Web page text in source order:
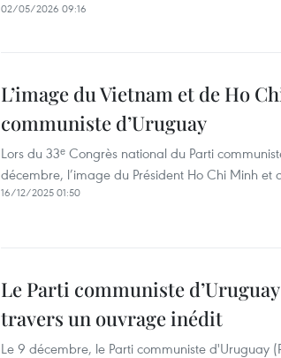
02/05/2026 09:16
L’image du Vietnam et de Ho
communiste d’Uruguay
Lors du 33ᵉ Congrès national du Parti
décembre, l’image du Président Ho Chi Minh
16/12/2025 01:50
Le Parti communiste
travers un ouvrage inédit
Le 9 décembre, le Parti communiste d'Uruguay